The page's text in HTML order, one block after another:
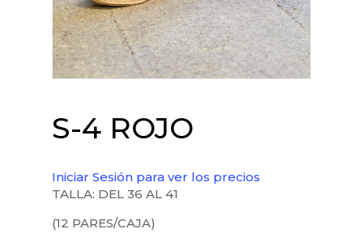
S-4 ROJO
Iniciar Sesión para ver los precios
TALLA: DEL 36 AL 41
(12 PARES/CAJA)